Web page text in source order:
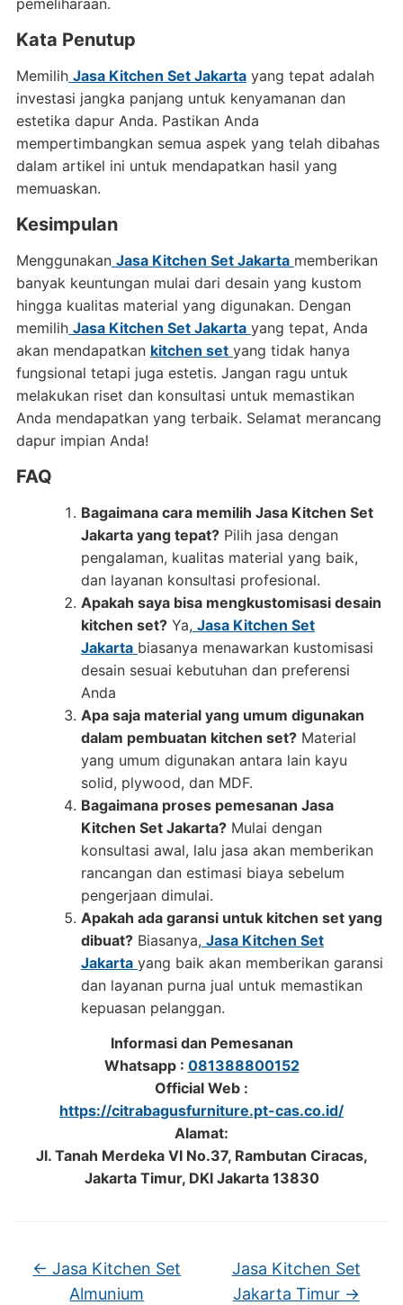
pemeliharaan.
Kata Penutup
Memilih Jasa Kitchen Set Jakartayang tepat adalah
investasi jangka panjang untuk kenyamanan dan
estetika dapur Anda. Pastikan Anda
mempertimbangkan semua aspek yang telah dibahas
dalam artikel ini untuk mendapatkan hasil yang
memuaskan.
Kesimpulan
Menggunakan Jasa Kitchen Set Jakarta memberikan
banyak keuntungan mulai dari desain yang kustom
hingga kualitas material yang digunakan. Dengan
memilih Jasa Kitchen Set Jakarta yang tepat, Anda
akan mendapatkan kitchen set yang tidak hanya
fungsional tetapi juga estetis. Jangan ragu untuk
melakukan riset dan konsultasi untuk memastikan
Anda mendapatkan yang terbaik. Selamat merancang
dapur impian Anda!
FAQ
Bagaimana cara memilih Jasa Kitchen Set
Jakarta yang tepat?Pilih jasa dengan
pengalaman, kualitas material yang baik,
dan layanan konsultasi profesional.
Apakah saya bisa mengkustomisasi desain
kitchen set?Ya, Jasa Kitchen Set
Jakarta biasanya menawarkan kustomisasi
desain sesuai kebutuhan dan preferensi
Anda
Apa saja material yang umum digunakan
dalam pembuatan kitchen set?Material
yang umum digunakan antara lain kayu
solid, plywood, dan MDF.
Bagaimana proses pemesanan Jasa
Kitchen Set Jakarta?Mulai dengan
konsultasi awal, lalu jasa akan memberikan
rancangan dan estimasi biaya sebelum
pengerjaan dimulai.
Apakah ada garansi untuk kitchen set yang
dibuat?Biasanya, Jasa Kitchen Set
Jakarta yang baik akan memberikan garansi
dan layanan purna jual untuk memastikan
kepuasan pelanggan.
Informasi dan Pemesanan
Whatsapp : 081388800152
Official Web :
https://citrabagusfurniture.pt-cas.co.id/
Alamat:
Jl. Tanah Merdeka VI No.37, Rambutan Ciracas,
Jakarta Timur, DKI Jakarta 13830
← Jasa Kitchen Set
Almunium
Jasa Kitchen Set
Jakarta Timur →